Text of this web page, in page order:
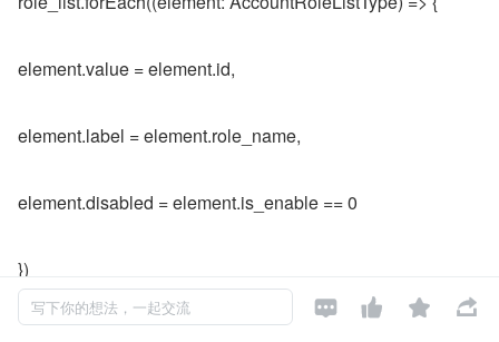
element.value = element.id,
element.label = element.role_name,
element.disabled = element.is_enable == 0
})
写下你的想法，一起交流    